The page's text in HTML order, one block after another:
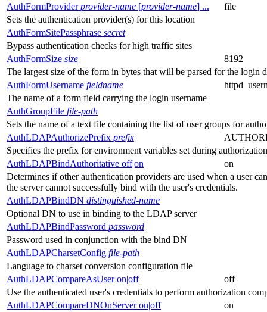
AuthFormProviderprovider-name [provider-name] ...
file
Sets the authentication provider(s) for this location
AuthFormSitePassphrase secret
Bypass authentication checks for high traffic sites
AuthFormSize size
8192
The largest size of the form in bytes that will be parsed for the login
AuthFormUsername fieldname
The name of a form field carrying the login username
AuthGroupFile file-path
Sets the name of a text file containing the list of user groups for
AuthLDAPAuthorizePrefix prefix
Specifies the prefix for environment variables set during authorization
AuthLDAPBindAuthoritative off|on
on
Determines if other authentication providers are used when a user
the server cannot successfully bind with the user's credentials.
AuthLDAPBindDN distinguished-name
Optional DN to use in binding to the LDAP server
AuthLDAPBindPassword password
Password used in conjunction with the bind DN
AuthLDAPCharsetConfig file-path
Language to charset conversion configuration file
AuthLDAPCompareAsUser on|off
off
Use the authenticated user's credentials to perform authorization
AuthLDAPCompareDNOnServer on|off
on